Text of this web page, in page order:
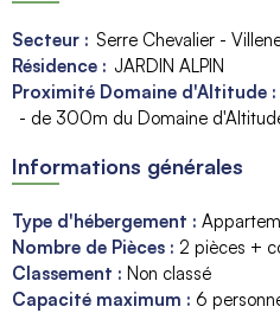
Secteur : Serre Chevalier -
Résidence : JARDIN ALPIN
Proximité Domaine d'Altitude :
- de 300m du Domaine
Informations générales
Type d'hébergement :
Nombre de Pièces : 2 pièces +
Classement : Non classé
Capacité maximum : 6